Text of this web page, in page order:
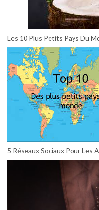
Les 10 Plus Petits Pays Du
5 Réseaux Sociaux Pour Les